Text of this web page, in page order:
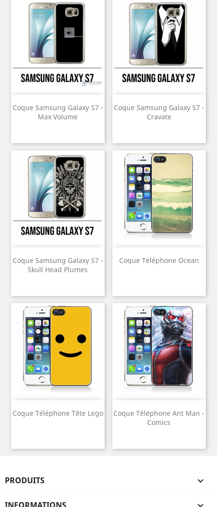
Coque Samsung Galaxy S7 -
Max Volume
Coque Samsung Galaxy S7 -
Cravate
Coque Samsung Galaxy S7 -
Skull Head Plumes
Coque Téléphone Ocean
Coque Téléphone Tête Lego
Coque Téléphone Ant Man -
Comics
PRODUITS 